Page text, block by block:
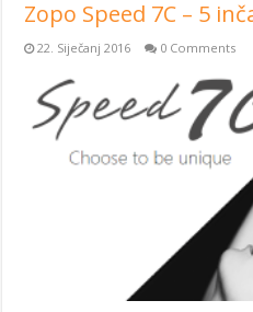
Zopo Speed 7C – 5
22. Siječanj 2016 0 Comments